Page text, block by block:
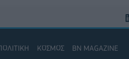
ΚΟΣΜΟΣ BN MAGAZINE